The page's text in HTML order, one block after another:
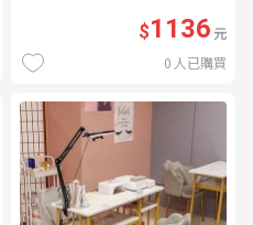
$1136元
0 人已購買